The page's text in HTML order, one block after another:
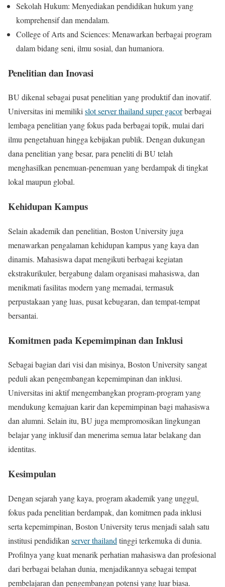
Sekolah Hukum: Menyediakan pendidikan hukum yang
komprehensif dan mendalam.
College of Arts and Sciences: Menawarkan berbagai program
dalam bidang seni, ilmu sosial, dan humaniora.
Penelitian dan Inovasi
BU dikenal sebagai pusat penelitian yang produktif dan inovatif.
Universitas ini memilikislot server thailand super gacorberbagai
lembaga penelitian yang fokus pada berbagai topik, mulai dari
ilmu pengetahuan hingga kebijakan publik. Dengan dukungan
dana penelitian yang besar, para peneliti di BU telah
menghasilkan penemuan-penemuan yang berdampak di tingkat
lokal maupun global.
Kehidupan Kampus
Selain akademik dan penelitian, Boston University juga
menawarkan pengalaman kehidupan kampus yang kaya dan
dinamis. Mahasiswa dapat mengikuti berbagai kegiatan
ekstrakurikuler, bergabung dalam organisasi mahasiswa, dan
menikmati fasilitas modern yang memadai, termasuk
perpustakaan yang luas, pusat kebugaran, dan tempat-tempat
bersantai.
Komitmen pada Kepemimpinan dan Inklusi
Sebagai bagian dari visi dan misinya, Boston University sangat
peduli akan pengembangan kepemimpinan dan inklusi.
Universitas ini aktif mengembangkan program-program yang
mendukung kemajuan karir dan kepemimpinan bagi mahasiswa
dan alumni. Selain itu, BU juga mempromosikan lingkungan
belajar yang inklusif dan menerima semua latar belakang dan
identitas.
Kesimpulan
Dengan sejarah yang kaya, program akademik yang unggul,
fokus pada penelitian berdampak, dan komitmen pada inklusi
serta kepemimpinan, Boston University terus menjadi salah satu
institusi pendidikan server thailand tinggi terkemuka di dunia.
Profilnya yang kuat menarik perhatian mahasiswa dan profesional
dari berbagai belahan dunia, menjadikannya sebagai tempat
pembelajaran dan pengembangan potensi yang luar biasa.